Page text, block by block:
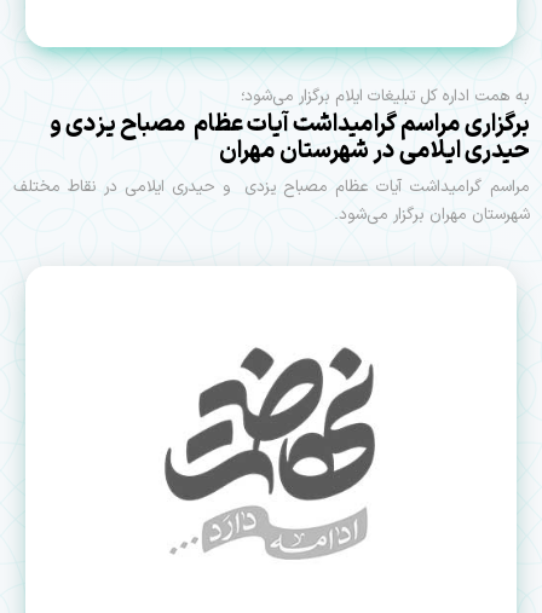
به همت اداره کل تبلیغات ایلام برگزار می‌شود؛
برگزاری مراسم گرامیداشت آیات عظام مصباح یزدی و
حیدری ایلامی در شهرستان مهران
مراسم گرامیداشت آیات عظام مصباح یزدی و حیدری ایلامی در نقاط مختلف
شهرستان مهران برگزار می‌شود.